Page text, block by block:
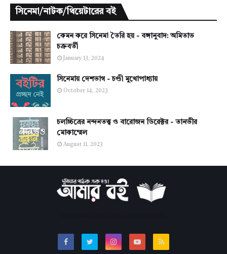
সিনেমা/নাটক/থিয়েটারের বই
কেমন করে সিনেমা তৈরি হয় - বঙ্গানুবাদ: অমিতাভ
চক্রবর্তী
January 13, 2024
সিনেমায় দেশভাগ - চণ্ডী মুখোপাধ্যায়
October 14, 2023
চলচ্চিত্রের নন্দনতত্ত্ব ও বারোজন ডিরেক্টর - তানভীর
মোকাম্মেল
August 11, 2023